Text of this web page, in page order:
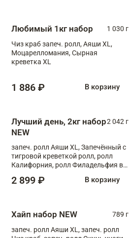
Любимый 1кг набор
1 030 г
Чиз краб запеч. ролл, Аяши XL,
Моцарелломания, Сырная
креветка XL
1 886 ₽ В корзину
Лучший день, 2кг набор
NEW
2 042 г
запеч. ролл Аяши XL, Запечённый с
тигровой креветкой ролл, ролл
Калифорния, ролл Филадельфия в
запеч. ролл Моцарелломания, ролл
2 899 ₽ В корзину
Хайп набор NEW
789 г
запеч. ролл Аяши XL, запеч. ролл